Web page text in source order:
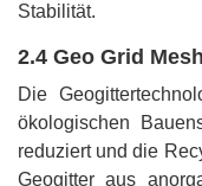
Stabilität.
2.4 Geo Grid
Die
ökologischen
reduziert und die
Geogitter aus